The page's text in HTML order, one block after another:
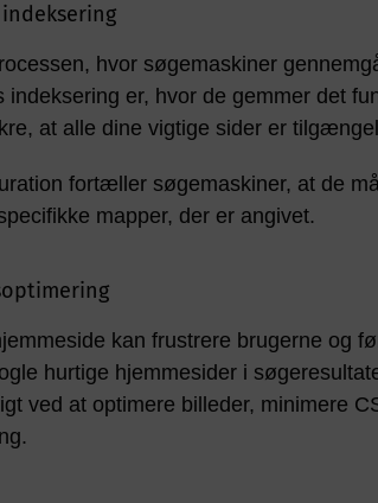
hvor søgemaskiner
indeksering er, hvor de gemmer det
at alle dine vigtige sider er
fortæller søgemaskiner, at de
mapper, der er angivet.
kan frustrere brugerne og
hurtige hjemmesider i
ved at optimere billeder, minimere